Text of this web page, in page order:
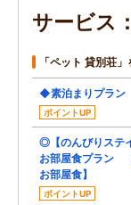
サービス
「ペット 貸別荘
◆素泊まりプラン
ポイントUP
◎【のんびりステ
お部屋食プラン
お部屋食】
ポイントUP